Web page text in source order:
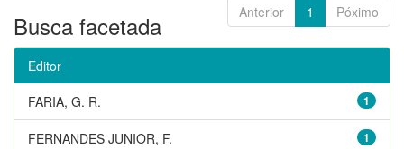
Anterior 1 Póximo
Busca facetada
Editor
1
FARIA, G. R.
1
FERNANDES JUNIOR, F.